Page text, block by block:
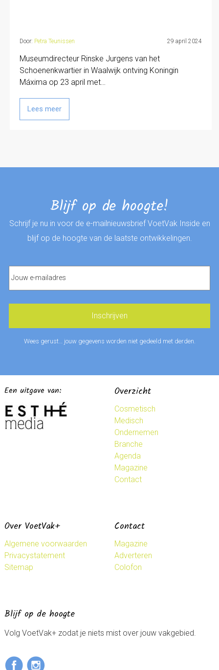
Door: Petra Teunissen 29 april 2024
Museumdirecteur Rinske Jurgens van het
Schoenenkwartier in Waalwijk ontving Koningin
Máxima op 23 april met…
Lees meer
Blijf op de hoogte!
Schrijf je nu in voor de e-mailnieuwsbrief VoetVak Inside en
blijf op de hoogte van de laatste ontwikkelingen.
Wees gerust… jouw gegevens worden niet gedeeld met derden.
Een uitgave van: Overzicht
Cosmetisch
Medisch
Ondernemen
Branche
Agenda
Magazine
Contact
Over VoetVak+
Algemene voorwaarden
Privacystatement
Sitemap
Contact
Magazine
Adverteren
Colofon
Blijf op de hoogte
Volg VoetVak+ zodat je niets mist over jouw vakgebied.